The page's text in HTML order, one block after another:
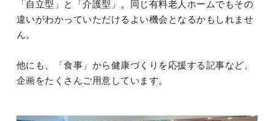
「自立型」と「介護型」。同じ有料老人ホームでもその
違いがわかっていただけるよい機会となるかもしれませ
ん。
他にも、「食事」から健康づくりを応援する記事など、
企画をたくさんご用意しています。